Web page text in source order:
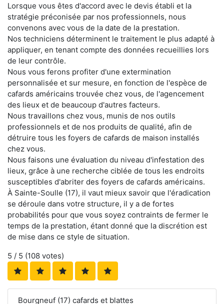
Lorsque vous êtes d'accord avec le devis établi et la
stratégie préconisée par nos professionnels, nous
convenons avec vous de la date de la prestation.
Nos techniciens déterminent le traitement le plus adapté à
appliquer, en tenant compte des données recueillies lors
de leur contrôle.
Nous vous ferons profiter d'une extermination
personnalisée et sur mesure, en fonction de l'espèce de
cafards américains trouvée chez vous, de l'agencement
des lieux et de beaucoup d'autres facteurs.
Nous travaillons chez vous, munis de nos outils
professionnels et de nos produits de qualité, afin de
détruire tous les foyers de cafards de maison installés
chez vous.
Nous faisons une évaluation du niveau d'infestation des
lieux, grâce à une recherche ciblée de tous les endroits
susceptibles d'abriter des foyers de cafards américains.
À Sainte-Soulle (17), il vaut mieux savoir que l'éradication
se déroule dans votre structure, il y a de fortes
probabilités pour que vous soyez contraints de fermer le
temps de la prestation, étant donné que la discrétion est
de mise dans ce style de situation.
5 / 5 (108 votes)
Bourgneuf (17) cafards et blattes